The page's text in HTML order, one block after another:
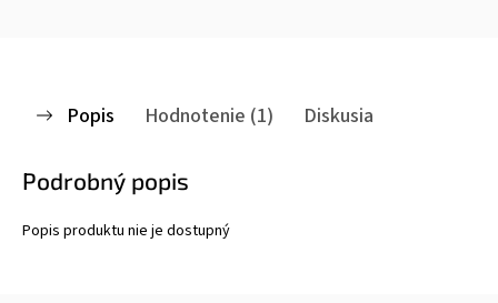
Popis Hodnotenie (1) Diskusia
Podrobný popis
Popis produktu nie je dostupný